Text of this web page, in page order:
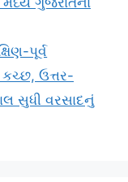
પૂર્વ
ઉત્તર-
સુધી વરસાદનું